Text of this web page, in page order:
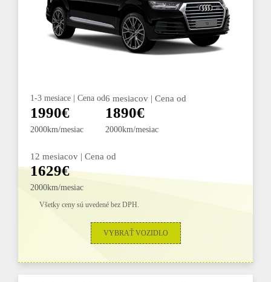
1-3 mesiace | Cena od
1990€
2000km/mesiac
6 mesiacov | Cena od
1890€
2000km/mesiac
12 mesiacov | Cena od
1629€
2000km/mesiac
Všetky ceny sú uvedené bez DPH.
VYBRAŤ VOZIDLO